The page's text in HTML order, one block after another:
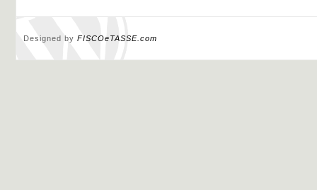
Designed by FISCOeTASSE.com